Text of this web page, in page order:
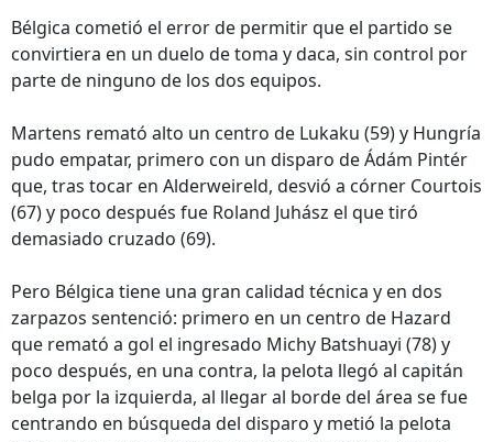
Bélgica cometió el error de permitir que el partido se
convirtiera en un duelo de toma y daca, sin control por
parte de ninguno de los dos equipos.
Martens remató alto un centro de Lukaku (59) y Hungría
pudo empatar, primero con un disparo de Ádám Pintér
que, tras tocar en Alderweireld, desvió a córner Courtois
(67) y poco después fue Roland Juhász el que tiró
demasiado cruzado (69).
Pero Bélgica tiene una gran calidad técnica y en dos
zarpazos sentenció: primero en un centro de Hazard
que remató a gol el ingresado Michy Batshuayi (78) y
poco después, en una contra, la pelota llegó al capitán
belga por la izquierda, al llegar al borde del área se fue
centrando en búsqueda del disparo y metió la pelota